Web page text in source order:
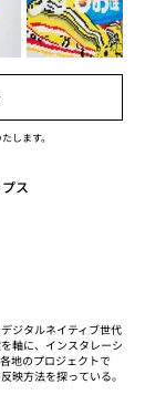
します。
ス
ジタルネイティブ世代
軸に、インスタレーシ
地のプロジェクトで
映方法を探っている。